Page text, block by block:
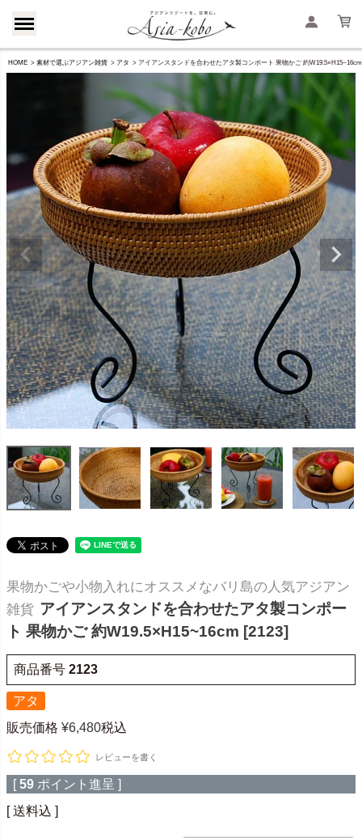
HOME 素材で選ぶアジアン雑貨 アタ アイアンスタンドを合わせたアタ製コンポート 果物かご 約W19.5×H15~16cm
果物かごや小物入れにオススメなバリ島の人気アジアン
雑貨 アイアンスタンドを合わせたアタ製コンポー
ト 果物かご 約W19.5×H15~16cm [2123]
商品番号 2123
アタ
販売価格 ¥6,480税込
レビューを書く
[ 59 ポイント進呈 ]
送料込